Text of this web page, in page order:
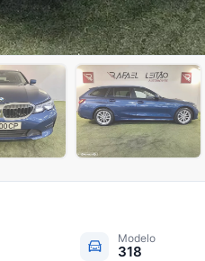
Modelo
318